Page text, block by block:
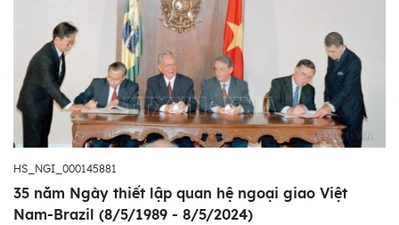
HS_NGI_000145881
35 năm Ngày thiết lập quan hệ ngoại giao Việt
Nam-Brazil (8/5/1989 - 8/5/2024)